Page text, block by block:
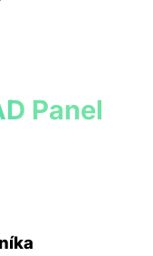
Panel